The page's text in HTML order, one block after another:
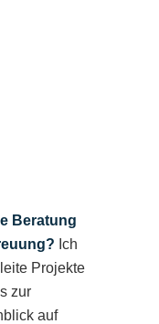
Beratung
Ich
Projekte
zur
auf